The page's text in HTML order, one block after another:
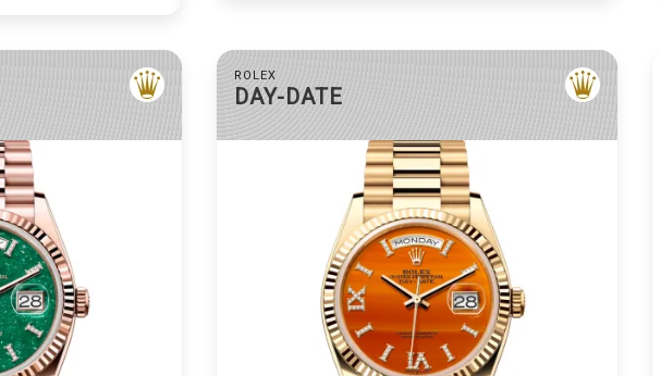
ROLEX
DAY-DATE